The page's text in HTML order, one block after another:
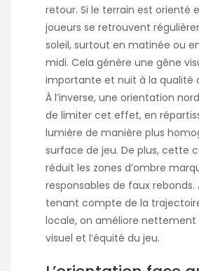
retour. Si le terrain est orienté
joueurs se retrouvent
soleil, surtout en matinée ou
midi. Cela génère une gêne
importante et nuit à la qualité
À l’inverse, une orientation
de limiter cet effet, en
lumière de manière plus
surface de jeu. De plus, cette
réduit les zones d’ombre
responsables de faux rebonds.
tenant compte de la
locale, on améliore
visuel et l’équité du jeu.